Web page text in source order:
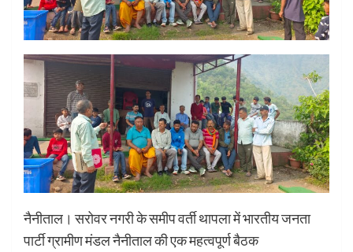
नैनीताल। सरोवर नगरी के समीप वर्ती थापला में भारतीय जनता
पार्टी ग्रामीण मंडल नैनीताल की एक महत्वपूर्ण बैठक